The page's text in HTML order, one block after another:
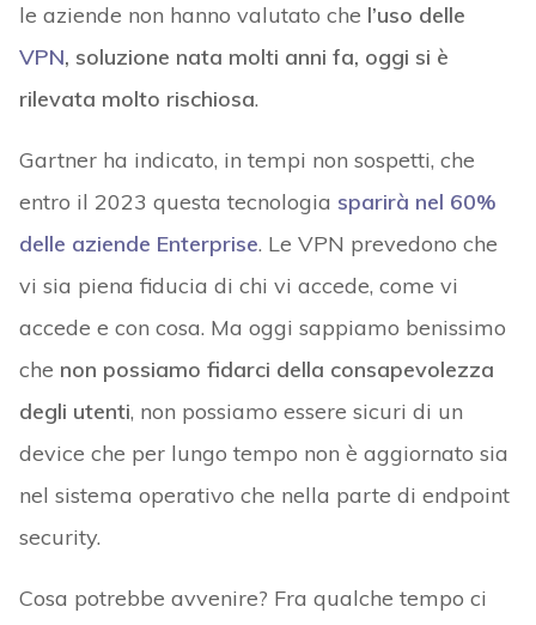
le aziende non hanno valutato che l’uso delle
VPN, soluzione nata molti anni fa, oggi si è
rilevata molto rischiosa.
Gartner ha indicato, in tempi non sospetti, che
entro il 2023 questa tecnologia sparirà nel 60%
delle aziende Enterprise. Le VPN prevedono che
vi sia piena fiducia di chi vi accede, come vi
accede e con cosa. Ma oggi sappiamo benissimo
che non possiamo fidarci della consapevolezza
degli utenti, non possiamo essere sicuri di un
device che per lungo tempo non è aggiornato sia
nel sistema operativo che nella parte di endpoint
security.
Cosa potrebbe avvenire? Fra qualche tempo ci